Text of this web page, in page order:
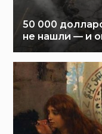
50 000
не нашли — и